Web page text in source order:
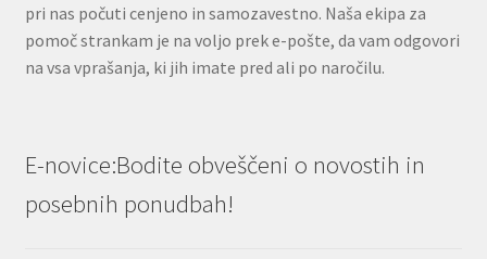
pri nas počuti cenjeno in samozavestno. Naša ekipa za
pomoč strankam je na voljo prek e-pošte, da vam odgovori
na vsa vprašanja, ki jih imate pred ali po naročilu.
E-novice:Bodite obveščeni o novostih in
posebnih ponudbah!